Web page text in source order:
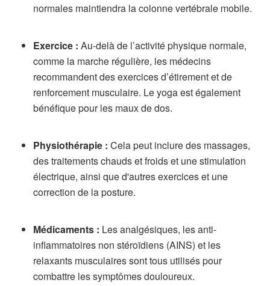
normales maintiendra la colonne vertébrale mobile.
Exercice : Au-delà de l’activité physique normale,
comme la marche régulière, les médecins
recommandent des exercices d’étirement et de
renforcement musculaire. Le yoga est également
bénéfique pour les maux de dos.
Physiothérapie : Cela peut inclure des massages,
des traitements chauds et froids et une stimulation
électrique, ainsi que d'autres exercices et une
correction de la posture.
Médicaments : Les analgésiques, les anti-
inflammatoires non stéroïdiens (AINS) et les
relaxants musculaires sont tous utilisés pour
combattre les symptômes douloureux.